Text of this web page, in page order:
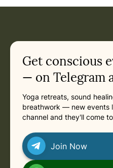
Related appointments
Get conscious
— on Telegram
Yoga retreats, sound
breathwork — new events
channel and they'll come
Join Now